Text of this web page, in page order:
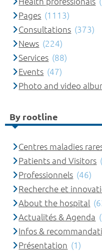
Pages (1113)
Consultations (373)
News (224)
Services (88)
Events (47)
Photo and video
By rootline
Centres maladies
Patients and Visitors
Professionnels (46)
Recherche et
About the hospital
Actualités & Agenda
Infos &
Présentation (1)